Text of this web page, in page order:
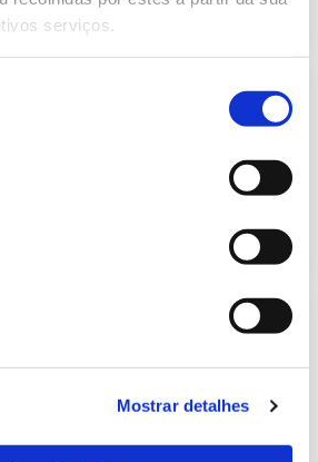
serviços.
Mostrar detalhes
de outubro de 2022
com periodicidade mensal, com
sobre Eletricidade